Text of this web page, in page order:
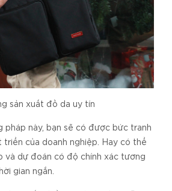
sản xuất đồ da uy tín
pháp này, bạn sẽ có được bức tranh
của doanh nghiệp. Hay có thể
và dự đoán có độ chính xác tương
gian ngắn.